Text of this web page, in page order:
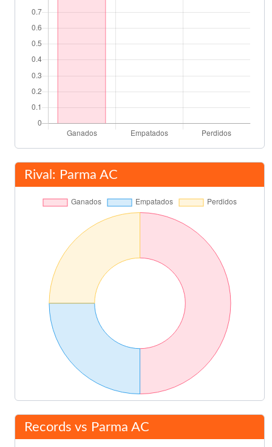
Luis Milla
Falsini
Miguel Albiol
75'
90'
Rival: Parma AC
Records vs Parma AC